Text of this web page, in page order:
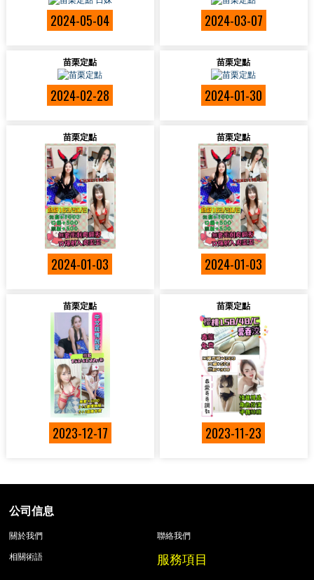
2024-05-04 2024-03-07
苗栗定點
2024-02-28
苗栗定點
2024-01-30
苗栗定點
2024-01-03
苗栗定點
2024-01-03
苗栗定點
2023-12-17
苗栗定點
2023-11-23
公司信息
關於我們
聯絡我們
相關術語
服務項目